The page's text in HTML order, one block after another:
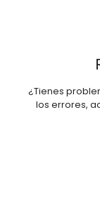
¿Tienes
los errores,